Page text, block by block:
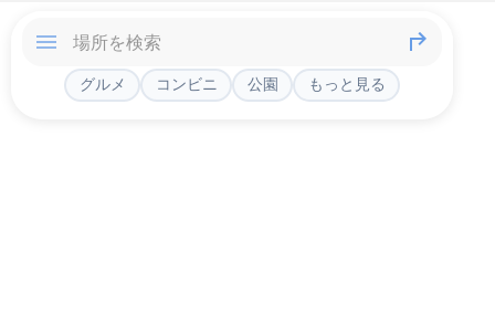
グルメ コンビニ 公園 もっと見る